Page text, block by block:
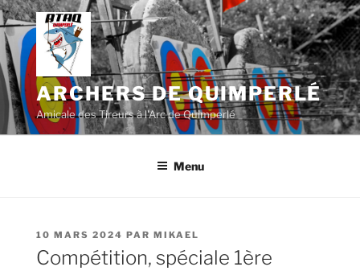
Aller
au
contenu
principal
ARCHERS DE QUIMPERLÉ
Amicale des Tireurs à l'Arc de Quimperlé
Menu
PUBLIÉ
LE
10 MARS 2024 PAR MIKAEL
Compétition, spéciale 1ère